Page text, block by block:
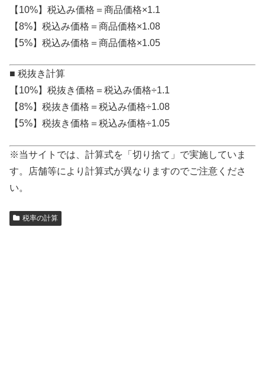
【10%】税込み価格＝商品価格×1.1
【8%】税込み価格＝商品価格×1.08
【5%】税込み価格＝商品価格×1.05
■ 税抜き計算
【10%】税抜き価格＝税込み価格÷1.1
【8%】税抜き価格＝税込み価格÷1.08
【5%】税抜き価格＝税込み価格÷1.05
※当サイトでは、計算式を「切り捨て」で実施していま
す。店舗等により計算式が異なりますのでご注意くださ
い。
税率の計算